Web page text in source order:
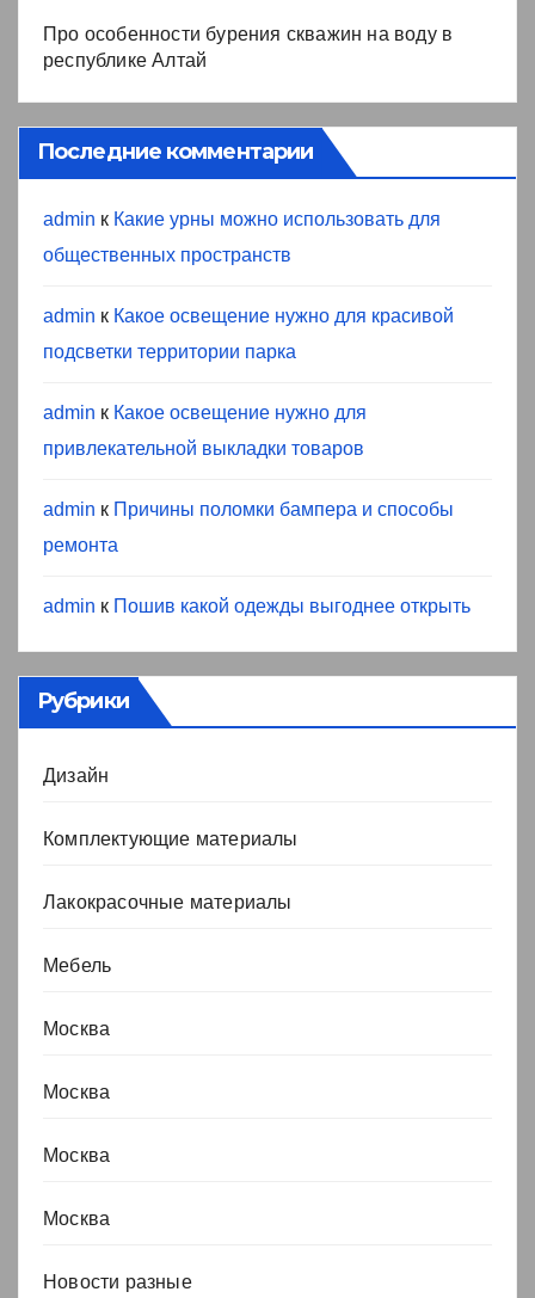
Про особенности бурения скважин на воду в
республике Алтай
Последние комментарии
admin к Какие урны можно использовать для
общественных пространств
admin к Какое освещение нужно для красивой
подсветки территории парка
admin к Какое освещение нужно для
привлекательной выкладки товаров
admin к Причины поломки бампера и способы
ремонта
admin к Пошив какой одежды выгоднее открыть
Рубрики
Дизайн
Комплектующие материалы
Лакокрасочные материалы
Мебель
Москва
Москва
Москва
Москва
Новости разные